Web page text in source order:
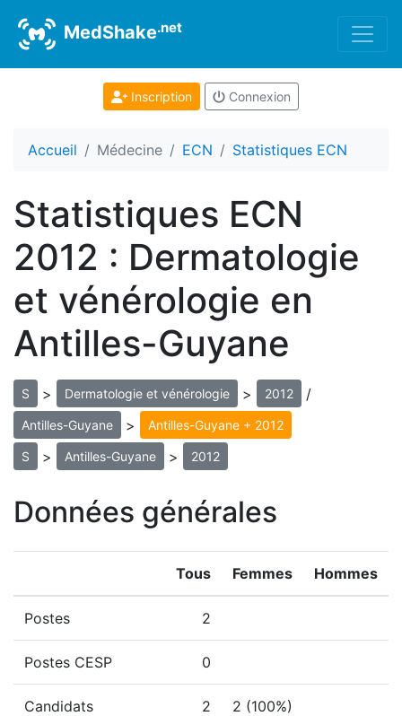
MedShake.net
Inscription Connexion
Accueil Médecine ECN Statistiques ECN
Statistiques ECN
2012 : Dermatologie
et vénérologie en
Antilles-Guyane
S > Dermatologie et vénérologie > 2012 /
Antilles-Guyane > Antilles-Guyane + 2012
S > Antilles-Guyane > 2012
Données générales
Tous Femmes Hommes
Postes 2
Postes CESP 0
Candidats
2 2 (100%)